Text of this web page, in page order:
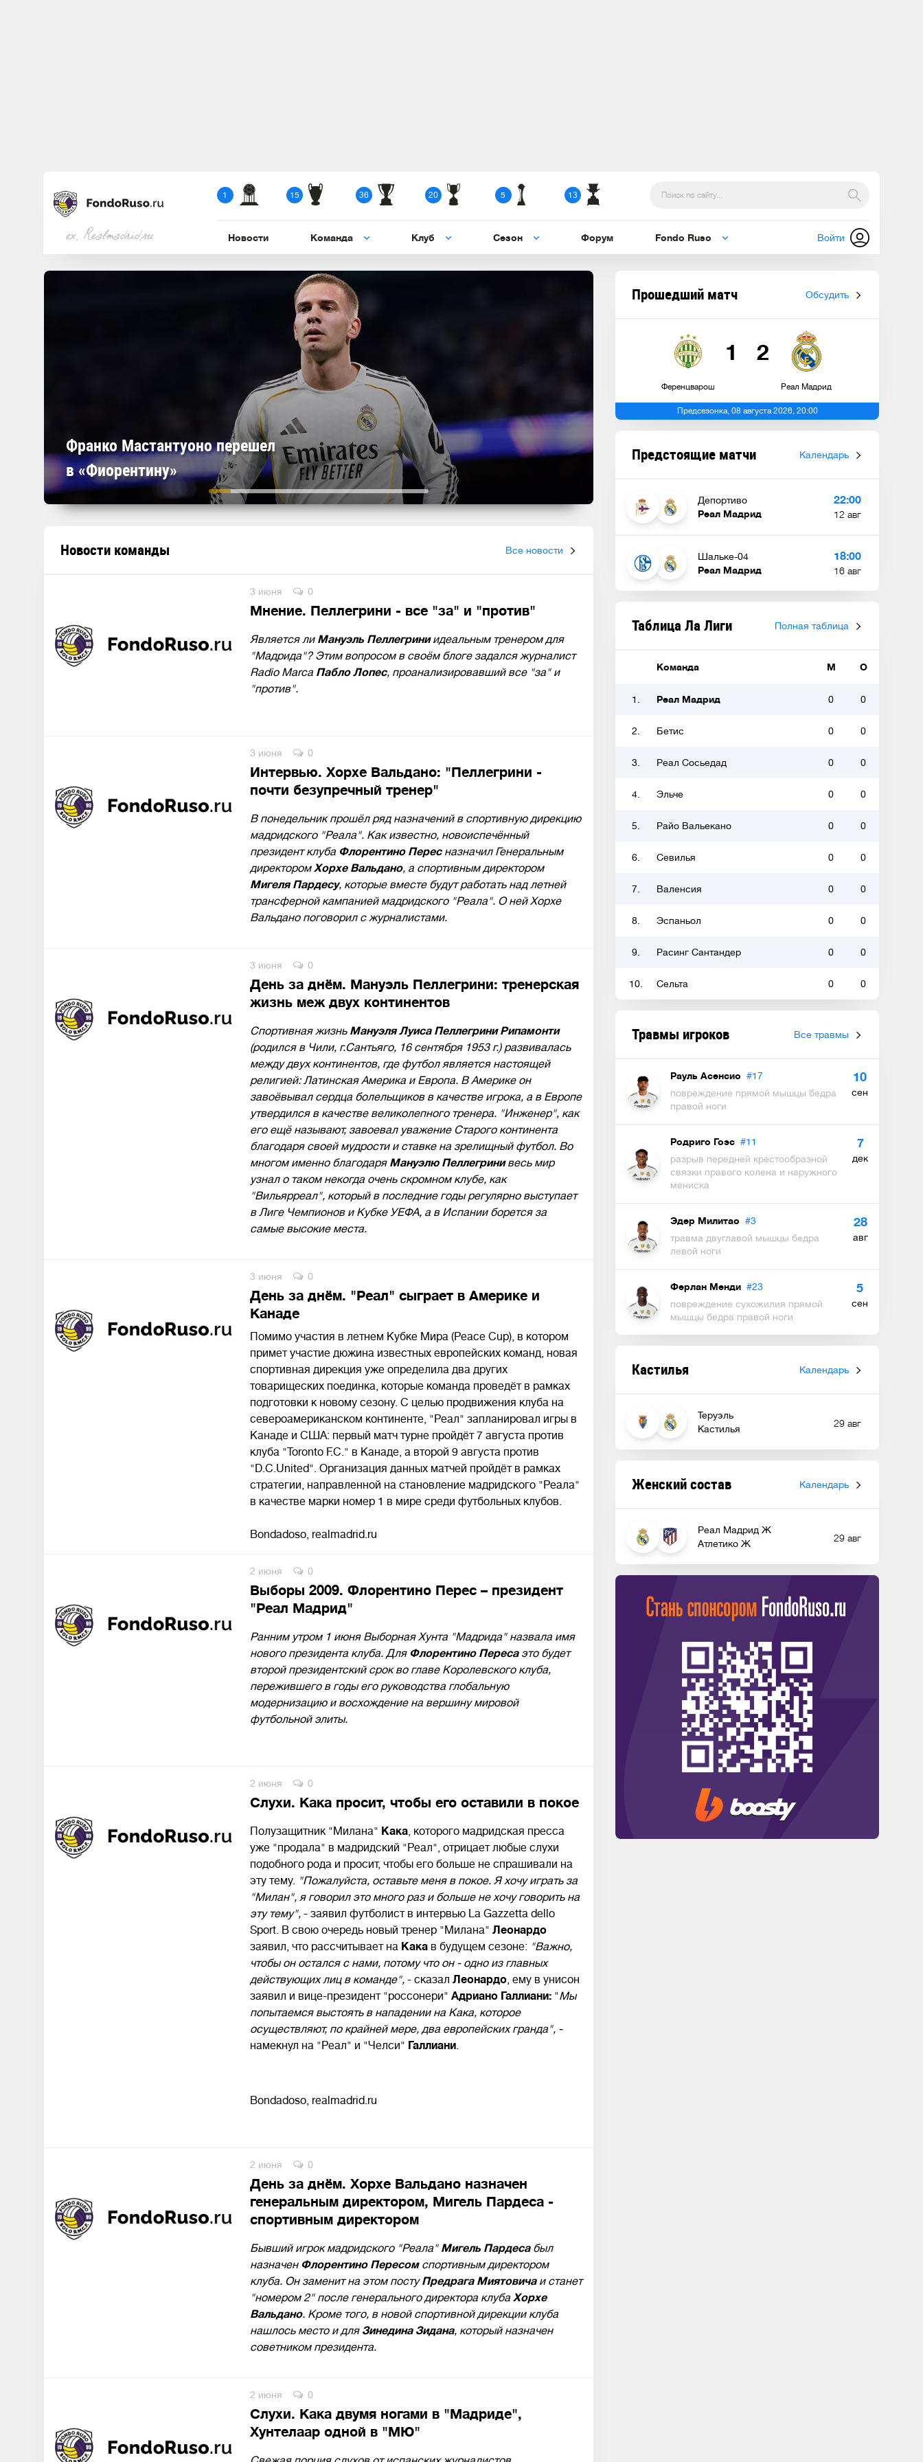
ex. Realmadrid.ru
1 15 36 20 5 13
Новости Команда Клуб Сезон Форум Fondo Ruso Войти
Франко Мастантуоно перешел
в «Фиорентину»
Винисиус Джуниор продлил
контракт с клубом до 2032
года
Новости команды Все новости
3 июня 0
Мнение. Пеллегрини - все "за" и "против"
Является ли Мануэль Пеллегриниидеальным тренером для
"Мадрида"? Этим вопросом в своём блоге задался журналист
Radio Marca Пабло Лопес, проанализировавший все "за" и
"против".
3 июня 0
Интервью. Хорхе Вальдано: "Пеллегрини -
почти безупречный тренер"
В понедельник прошёл ряд назначений в спортивную дирекцию
мадридского "Реала". Как известно, новоиспечённый
президент клуба Флорентино Перес назначил Генеральным
директоромХорхе Вальдано, а спортивным директором
Мигеля Пардесу, которые вместе будут работать над летней
трансферной кампанией мадридского "Реала". О ней Хорхе
Вальдано поговорил с журналистами.
3 июня 0
День за днём. Мануэль Пеллегрини: тренерская
жизнь меж двух континентов
Спортивная жизньМануэля Луиса Пеллегрини Рипамонти
(родился в Чили, г.Сантьяго, 16 сентября 1953 г.) развивалась
между двух континентов, где футбол является настоящей
религией: Латинская Америка и Европа. В Америке он
завоёвывал сердца болельщиков в качестве игрока, а в Европе
утвердился в качестве великолепного тренера. "Инженер", как
его ещё называют, завоевал уважение Старого континента
благодаря своей мудрости и ставке на зрелищный футбол. Во
многом именно благодаря Мануэлю Пеллегринивесь мир
узнал о таком некогда очень скромном клубе, как
"Вильярреал", который в последние годы регулярно выступает
в Лиге Чемпионов и Кубке УЕФА, а в Испании борется за
самые высокие места.
3 июня 0
День за днём. "Реал" сыграет в Америке и
Канаде
Помимо участия в летнем Кубке Мира (Peace Cup), в котором
примет участие дюжина известных европейских команд, новая
спортивная дирекция уже определила два других
товарищеских поединка, которые команда проведёт в рамках
подготовки к новому сезону. С целью продвижения клуба на
североамериканском континенте, "Реал" запланировал игры в
Канаде и США: первый матч турне пройдёт 7 августа против
клуба "Toronto F.C." в Канаде, а второй 9 августа против
"D.C.United". Организация данных матчей пройдёт в рамках
стратегии, направленной на становление мадридского "Реала"
в качестве марки номер 1 в мире среди футбольных клубов.
Bondadoso, realmadrid.ru
2 июня 0
Выборы 2009. Флорентино Перес – президент
"Реал Мадрид"
Ранним утром 1 июня Выборная Хунта "Мадрида" назвала имя
нового президента клуба. Для Флорентино Переса это будет
второй президентский срок во главе Королевского клуба,
пережившего в годы его руководства глобальную
модернизацию и восхождение на вершину мировой
футбольной элиты.
2 июня 0
Слухи. Кака просит, чтобы его оставили в покое
Полузащитник "Милана" Кака, которого мадридская пресса
уже "продала" в мадридский "Реал", отрицает любые слухи
подобного рода и просит, чтобы его больше не спрашивали на
эту тему. "Пожалуйста, оставьте меня в покое. Я хочу играть за
"Милан", я говорил это много раз и больше не хочу говорить на
эту тему", - заявил футболист в интервью La Gazzetta dello
Sport. В свою очередь новый тренер "Милана" Леонардо
заявил, что рассчитывает на Кака в будущем сезоне: "Важно,
чтобы он остался с нами, потому что он - одно из главных
действующих лиц в команде", - сказал Леонардо, ему в унисон
заявил и вице-президент "россонери" Адриано Галлиани: "Мы
попытаемся выстоять в нападении на Кака, которое
осуществляют, по крайней мере, два европейских гранда", -
намекнул на "Реал" и "Челси" Галлиани.
Bondadoso, realmadrid.ru
2 июня 0
День за днём. Хорхе Вальдано назначен
генеральным директором, Мигель Пардеса -
спортивным директором
Бывший игрок мадридского "Реала" Мигель Пардеса был
назначен Флорентино Пересом спортивным директором
клуба. Он заменит на этом постуПредрага Миятовича и станет
"номером 2" после генерального директора клуба Хорхе
Вальдано. Кроме того, в новой спортивной дирекции клуба
нашлось место и для Зинедина Зидана, который назначен
советником президента.
2 июня 0
Слухи. Кака двумя ногами в "Мадриде",
Хунтелаар одной в "МЮ"
Прошедший матч Обсудить
Ференцварош
1 2
Реал Мадрид
Предсезонка, 08 августа 2026, 20:00
Предстоящие матчи Календарь
Депортиво
Реал Мадрид
22:00
12 авг
Шальке-04
Реал Мадрид
18:00
16 авг
Таблица Ла Лиги Полная таблица
Команда М О
1. Реал Мадрид 0 0
2. Бетис 0 0
3. Реал Сосьедад 0 0
4. Эльче 0 0
5. Райо Вальекано 0 0
6. Севилья 0 0
7. Валенсия 0 0
8. Эспаньол 0 0
9. Расинг Сантандер 0 0
10. Сельта 0 0
Травмы игроков Все травмы
Рауль Асенсио #17
повреждение прямой мышцы бедра
правой ноги
10
сен
Родриго Гоэс #11
разрыв передней крестообразной
связки правого колена и наружного
мениска
7
дек
Эдер Милитао #3
травма двуглавой мышцы бедра
левой ноги
28
авг
Ферлан Менди #23
повреждение сухожилия прямой
мышцы бедра правой ноги
5
сен
Кастилья Календарь
Теруэль
Кастилья
29 авг
Женский состав Календарь
Реал Мадрид Ж
Атлетико Ж
29 авг